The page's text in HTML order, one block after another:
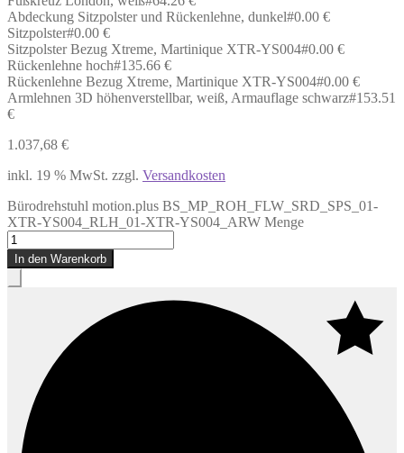
Abdeckung Sitzpolster und Rückenlehne, dunkel#0.00 €
Sitzpolster#0.00 €
Sitzpolster Bezug Xtreme, Martinique XTR-YS004#0.00 €
Rückenlehne hoch#135.66 €
Rückenlehne Bezug Xtreme, Martinique XTR-YS004#0.00 €
Armlehnen 3D höhenverstellbar, weiß, Armauflage schwarz#153.51
€
1.037,68 €
inkl. 19 % MwSt. zzgl. Versandkosten
Bürodrehstuhl motion.plus BS_MP_ROH_FLW_SRD_SPS_01-
XTR-YS004_RLH_01-XTR-YS004_ARW Menge
In den Warenkorb